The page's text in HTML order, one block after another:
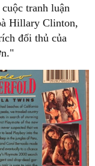
tranh luận
Hillary Clinton,
đối thủ của